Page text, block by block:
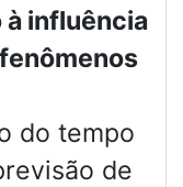
à influência
do tempo
de